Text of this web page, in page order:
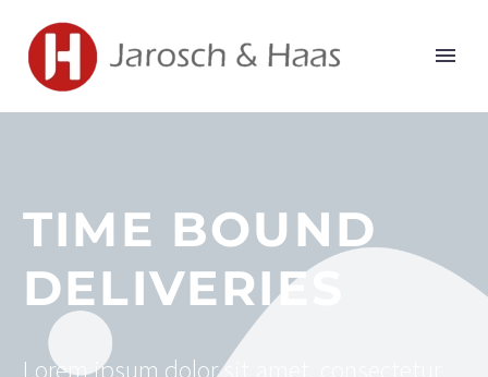
TIME BOUND
DELIVERIES
Lorem ipsum dolor sit amet, consectetur